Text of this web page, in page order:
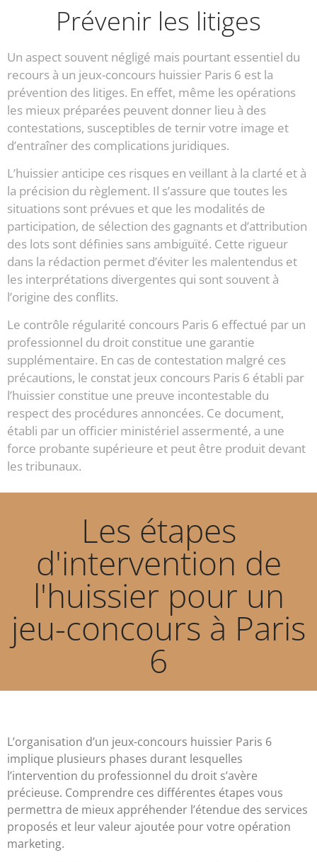
Prévenir les litiges
Un aspect souvent négligé mais pourtant essentiel du
recours à un jeux-concours huissier Paris 6 est la
prévention des litiges. En effet, même les opérations
les mieux préparées peuvent donner lieu à des
contestations, susceptibles de ternir votre image et
d’entraîner des complications juridiques.
L’huissier anticipe ces risques en veillant à la clarté et à
la précision du règlement. Il s’assure que toutes les
situations sont prévues et que les modalités de
participation, de sélection des gagnants et d’attribution
des lots sont définies sans ambiguïté. Cette rigueur
dans la rédaction permet d’éviter les malentendus et
les interprétations divergentes qui sont souvent à
l’origine des conflits.
Le contrôle régularité concours Paris 6 effectué par un
professionnel du droit constitue une garantie
supplémentaire. En cas de contestation malgré ces
précautions, le constat jeux concours Paris 6 établi par
l’huissier constitue une preuve incontestable du
respect des procédures annoncées. Ce document,
établi par un officier ministériel assermenté, a une
force probante supérieure et peut être produit devant
les tribunaux.
Les étapes
d'intervention de
l'huissier pour un
jeu-concours à Paris
6
L’organisation d’un jeux-concours huissier Paris 6
implique plusieurs phases durant lesquelles
l’intervention du professionnel du droit s’avère
précieuse. Comprendre ces différentes étapes vous
permettra de mieux appréhender l’étendue des services
proposés et leur valeur ajoutée pour votre opération
marketing.